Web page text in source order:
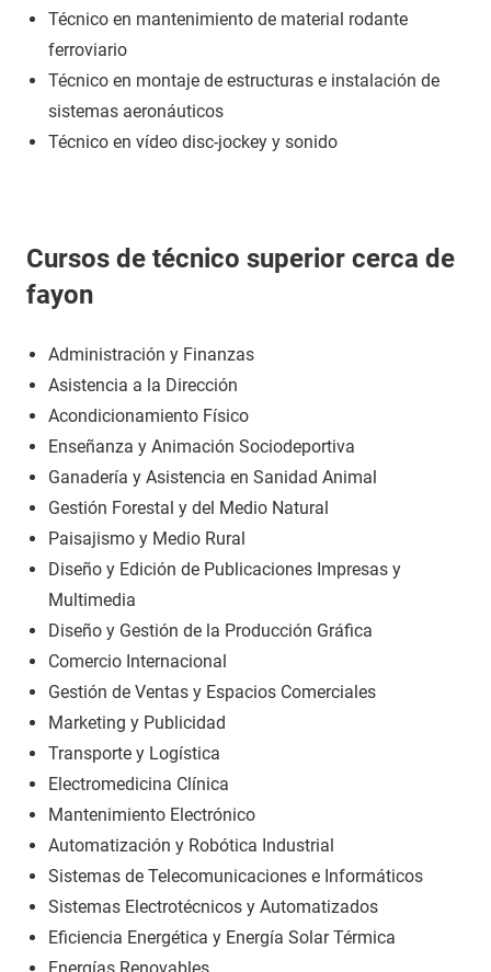
Técnico en mantenimiento de material rodante
ferroviario
Técnico en montaje de estructuras e instalación de
sistemas aeronáuticos
Técnico en vídeo disc-jockey y sonido
Cursos de técnico superior cerca de
fayon
Administración y Finanzas
Asistencia a la Dirección
Acondicionamiento Físico
Enseñanza y Animación Sociodeportiva
Ganadería y Asistencia en Sanidad Animal
Gestión Forestal y del Medio Natural
Paisajismo y Medio Rural
Diseño y Edición de Publicaciones Impresas y
Multimedia
Diseño y Gestión de la Producción Gráfica
Comercio Internacional
Gestión de Ventas y Espacios Comerciales
Marketing y Publicidad
Transporte y Logística
Electromedicina Clínica
Mantenimiento Electrónico
Automatización y Robótica Industrial
Sistemas de Telecomunicaciones e Informáticos
Sistemas Electrotécnicos y Automatizados
Eficiencia Energética y Energía Solar Térmica